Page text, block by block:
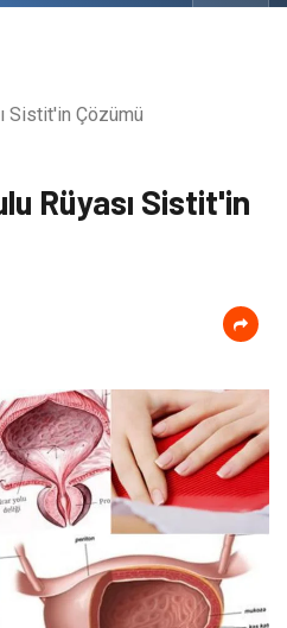
Sistit'in Çözümü
Rüyası Sistit'in